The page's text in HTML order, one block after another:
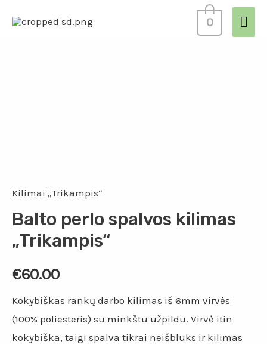
0
Kilimai „Trikampis“
Balto perlo spalvos kilimas
„Trikampis“
€60.00
Kokybiškas rankų darbo kilimas iš 6mm virvės
(100% poliesteris) su minkštu užpildu. Virvė itin
kokybiška, taigi spalva tikrai neišbluks ir kilimas